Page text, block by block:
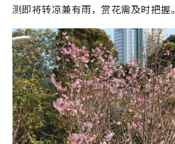
测即将转凉兼有雨，赏花需及时把握。